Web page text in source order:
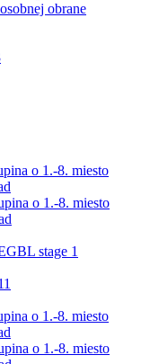
obrane
o 1.-8. miesto
o 1.-8. miesto
stage 1
o 1.-8. miesto
o 1.-8. miesto